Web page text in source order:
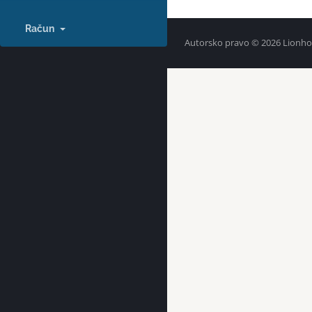
Račun
Autorsko pravo © 2026